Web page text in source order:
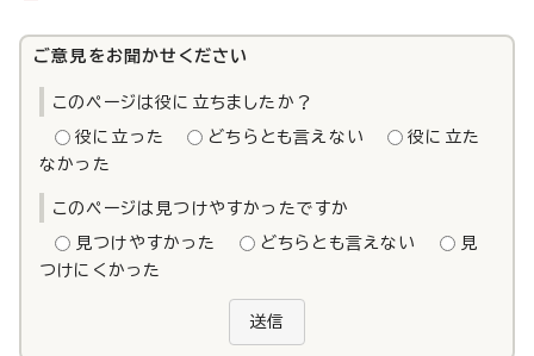
ご意見をお聞かせください
このページは役に立ちましたか？
役に立った どちらとも言えない
役に立た
なかった
このページは見つけやすかったですか
見つけやすかった どちらとも言えない
見
つけにくかった
送信